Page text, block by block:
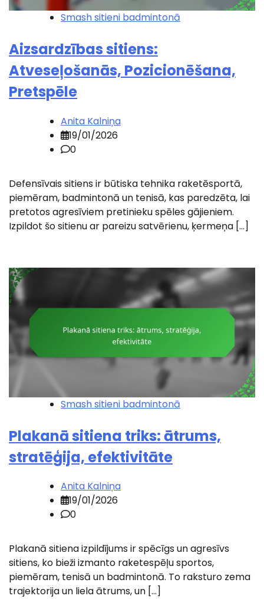
Smash sitieni badmintonā
Aizsardzības sitiens:
Atveseļošanās, Pozicionēšana,
Pretspēle
Anita Kalniņa
19/01/2026
0
Defensīvais sitiens ir būtiska tehnika raketēsportā,
piemēram, badmintonā un tenisā, kas paredzēta, lai
pretotos agresīviem pretinieku spēles gājieniem.
Izpildot šo sitienu ar pareizu satvērienu, ķermeņa […]
Smash sitieni badmintonā
Plakanā sitiena triks: ātrums,
stratēģija, efektivitāte
Anita Kalniņa
19/01/2026
0
Plakanā sitiena izpildījums ir spēcīgs un agresīvs
sitiens, ko bieži izmanto raketespēļu sportos,
piemēram, tenisā un badmintonā. To raksturo zema
trajektorija un liela ātrums, un […]